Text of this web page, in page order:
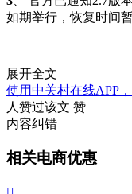
如期举行，恢复时间
展开全文
使用中关村在线APP
人赞过该文 赞
内容纠错
相关电商优惠